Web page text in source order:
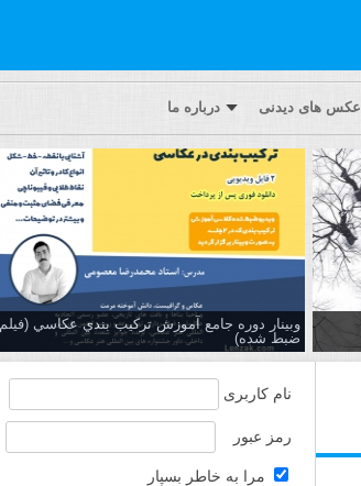
عکس های دیدنی درباره ما
وبینار دوره جامع آموزش تركيب بندي عكاسي (فیلم
ضبط شده)
نام کاربری
رمز عبور
مرا به خاطر بسپار